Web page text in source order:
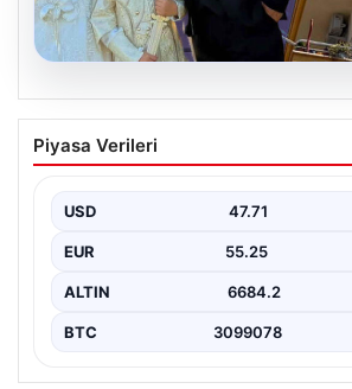
06.08.2026
Çanakkale’de böcek
dönüştü. Yusuf öldü, annesi
Piyasa Verileri
USD 47.71
EUR 55.25
ALTIN 6684.2
BTC 3099078